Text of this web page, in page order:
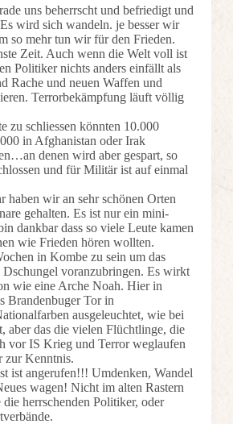
uns beherrscht und befriedigt und
wird sich wandeln. je besser wir
so mehr tun wir für den Frieden.
Zeit. Auch wenn die Welt voll ist
Politiker nichts anders einfällt als
Rache und neuen Waffen und
Terrorbekämpfung läuft völlig
zu schliessen könnten 10.000
in Afghanistan oder Irak
denen wird aber gespart, so
und für Militär ist auf einmal
haben wir an sehr schönen Orten
gehalten. Es ist nur ein mini-
dankbar dass so viele Leute kamen
wie Frieden hören wollten.
in Kombe zu sein um das
voranzubringen. Es wirkt
wie eine Arche Noah. Hier in
Brandenbuger Tor in
ausgeleuchtet, wie bei
aber das die vielen Flüchtlinge, die
vor IS Krieg und Terror weglaufen
zur Kenntnis.
ist angerufen!!! Umdenken, Wandel
wagen! Nicht im alten Rastern
herrschenden Politiker, oder